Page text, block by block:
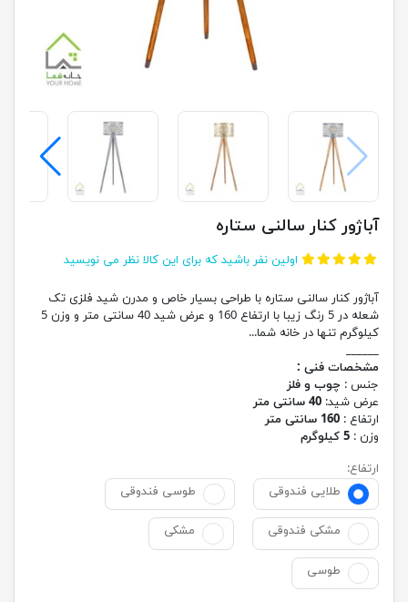
آباژور کنار سالنی ستاره
اولین نفر باشید که برای این کالا نظر می نویسید
آباژور کنار سالنی ستاره با طراحی بسیار خاص و مدرن شید فلزی تک
شعله در 5 رنگ زیبا با ارتفاع 160 و عرض شید 40 سانتی متر و وزن 5
کیلوگرم تنها در خانه شما...
______
مشخصات فنی :
جنس : چوب و فلز
عرض شید: 40 سانتی متر
ارتفاع : 160 سانتی متر
وزن : 5 کیلوگرم
ارتفاع:
طلایی فندوقی
طوسی فندوقی
مشکی فندوقی مشکی
طوسی